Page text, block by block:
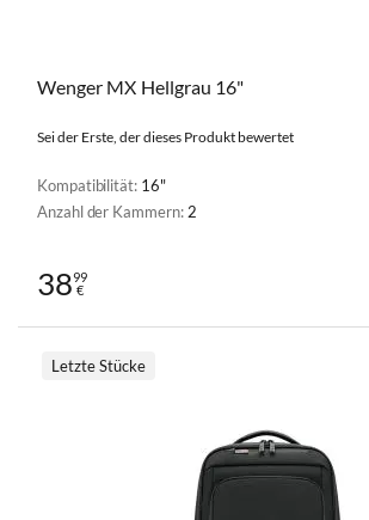
Wenger MX Hellgrau 16"
Sei der Erste, der dieses Produkt bewertet
Kompatibilität: 16"
Anzahl der Kammern:2
3899
€
Letzte Stücke